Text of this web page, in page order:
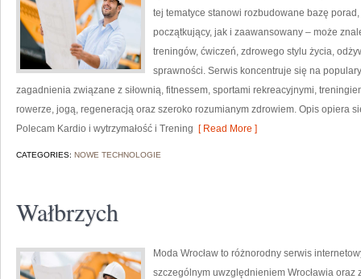
tej tematyce stanowi rozbudowane bazę
początkujący, jak i zaawansowany – może
treningów, ćwiczeń, zdrowego stylu życia,
sprawności. Serwis koncentruje się na
zagadnienia związane z siłownią, fitnessem, sportami rekreacyjnymi,
rowerze, jogą, regeneracją oraz szeroko rozumianym zdrowiem. Opis opiera
Polecam Kardio i wytrzymałość i Trening [ Read More ]
CATEGORIES: NOWE TECHNOLOGIE
Wałbrzych
Moda Wrocław to różnorodny serwis
szczególnym uwzględnieniem Wrocławia